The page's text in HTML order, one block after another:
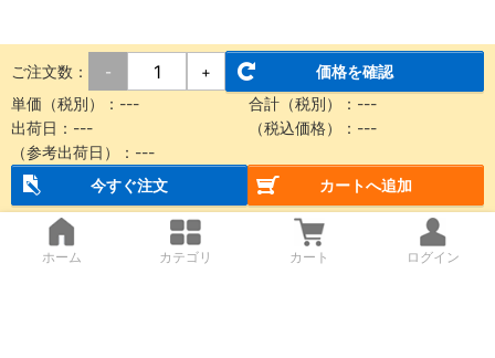
ご注文数： - +
価格を確認
単価（税別）：---
合計（税別）：---
出荷日：---
（税込価格）：---
（参考出荷日）：---
今すぐ注文
カートへ追加
ホーム カテゴリ カート ログイン